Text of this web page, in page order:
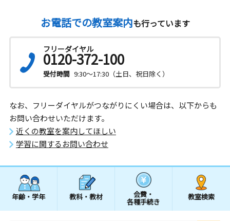
お電話での教室案内も行っています
フリーダイヤル
0120-372-100
受付時間 9:30～17:30（土日、祝日除く）
なお、フリーダイヤルがつながりにくい場合は、以下からも
お問い合わせいただけます。
近くの教室を案内してほしい
学習に関するお問い合わせ
年齢・学年 教科・教材 会費・
各種手続き
教室検索